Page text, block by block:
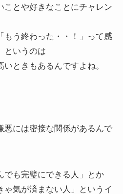
ことや好きなことにチャレン
もう終わった・・！」って感
というのは
いときもあるんですよね。
悪には密接な関係があるんで
でも完璧にできる人」とか
ゃ気が済まない人」というイ